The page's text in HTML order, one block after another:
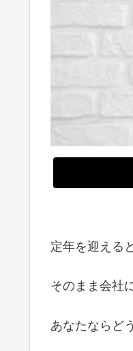
定年を迎える
そのまま会社
あなたならど